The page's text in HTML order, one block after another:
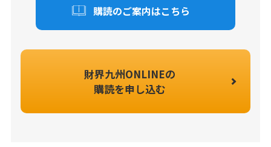
購読のご案内はこちら
財界九州ONLINEの
購読を申し込む